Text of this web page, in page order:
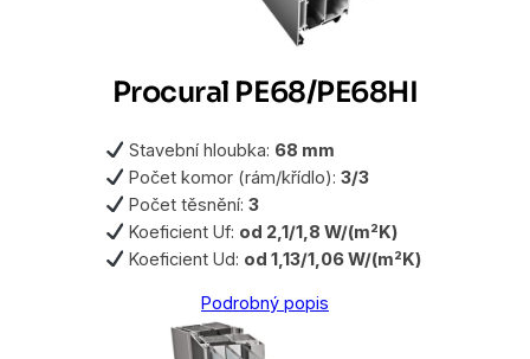
Procural PE68/PE68HI
Stavební hloubka: 68 mm
Počet komor (rám/křídlo):3/3
Počet těsnění:3
Koeficient Uf: od 2,1/1,8 W/(m²K)
Koeficient Ud: od 1,13/1,06 W/(m²K)
Podrobný popis